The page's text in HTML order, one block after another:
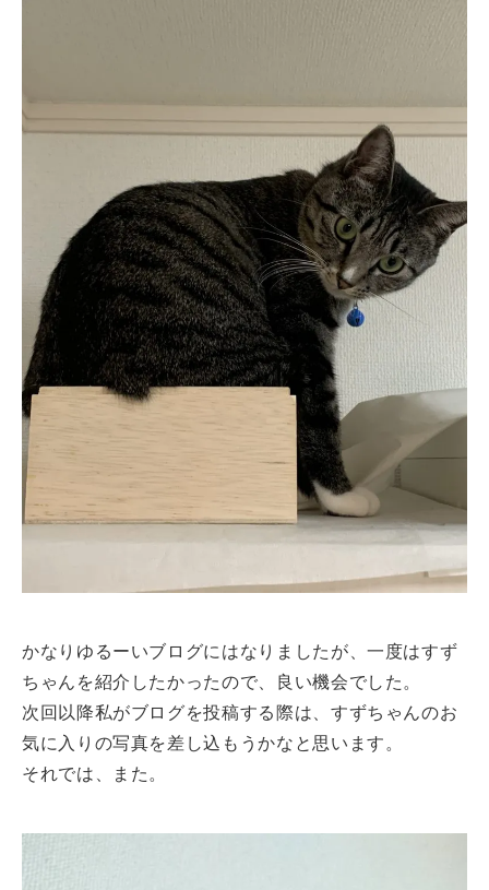
かなりゆるーいブログにはなりましたが、一度はすず
ちゃんを紹介したかったので、良い機会でした。
次回以降私がブログを投稿する際は、すずちゃんのお
気に入りの写真を差し込もうかなと思います。
それでは、また。